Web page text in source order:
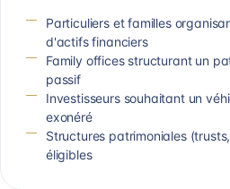
Particuliers et familles
d'actifs financiers
Family offices structurant un
passif
Investisseurs souhaitant un
exonéré
Structures patrimoniales
éligibles